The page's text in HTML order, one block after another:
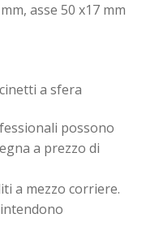
asse 50 x17 mm
a sfera
possono
a prezzo di
a mezzo corriere.